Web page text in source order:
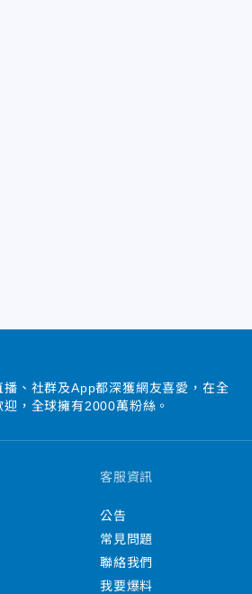
、社群及App都深獲網友喜愛，在全
，全球擁有2000萬粉絲。
客服資訊
公告
常見問題
聯絡我們
我要爆料